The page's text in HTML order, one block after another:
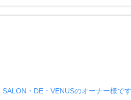
SALON・DE・VENUSのオーナー様で